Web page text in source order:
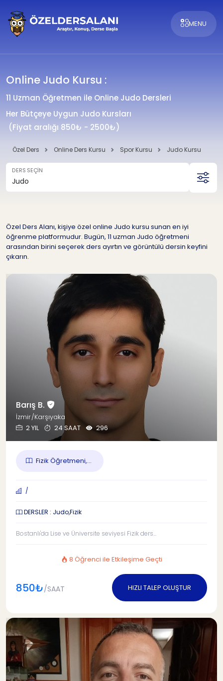
MENU
Online Judo Kursu :
11 Uzman Öğretmen ile Online Judo Dersleri
Her Bütçeye Uygun Judo Kursları
(Fiyat aralığı 850₺ - 2500₺)
Özel Ders Online Ders Kursu Spor Kursu Judo Kursu
DERS SEÇİN
Özel Ders Alanı, kişiye özel online Judo kursu sunan en iyi
öğrenme platformudur. Bugün, 11 uzman Judo öğretmeni
arasından birini seçerek ders ayırtın ve görüntülü dersin keyfini
çıkarın.
Barış B.
İzmir/Karşıyaka
2 YIL
24 SAAT 296
Fizik Öğretmeni,...
/
DERSLER : Judo,Fizik
Bostanlı'da Lise ve Üniversite seviyesi Fizik ders...
8 Öğrenci ile Etkileşime Geçti
850₺/SAAT HIZLI TALEP OLUŞTUR